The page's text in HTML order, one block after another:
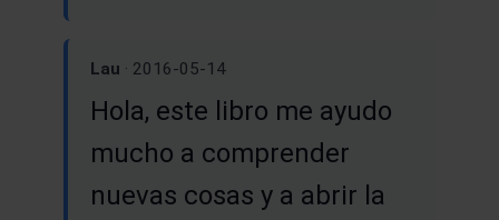
Lau · 2016-05-14
Hola, este libro me ayudo
mucho a comprender
nuevas cosas y a abrir la